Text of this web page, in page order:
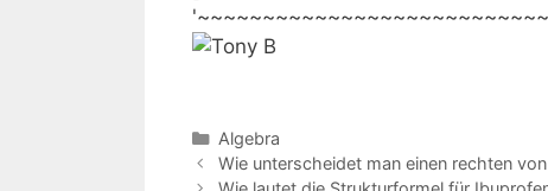
Kategorien
Algebra
Beitrags-
Wie unterscheidet man einen rechten